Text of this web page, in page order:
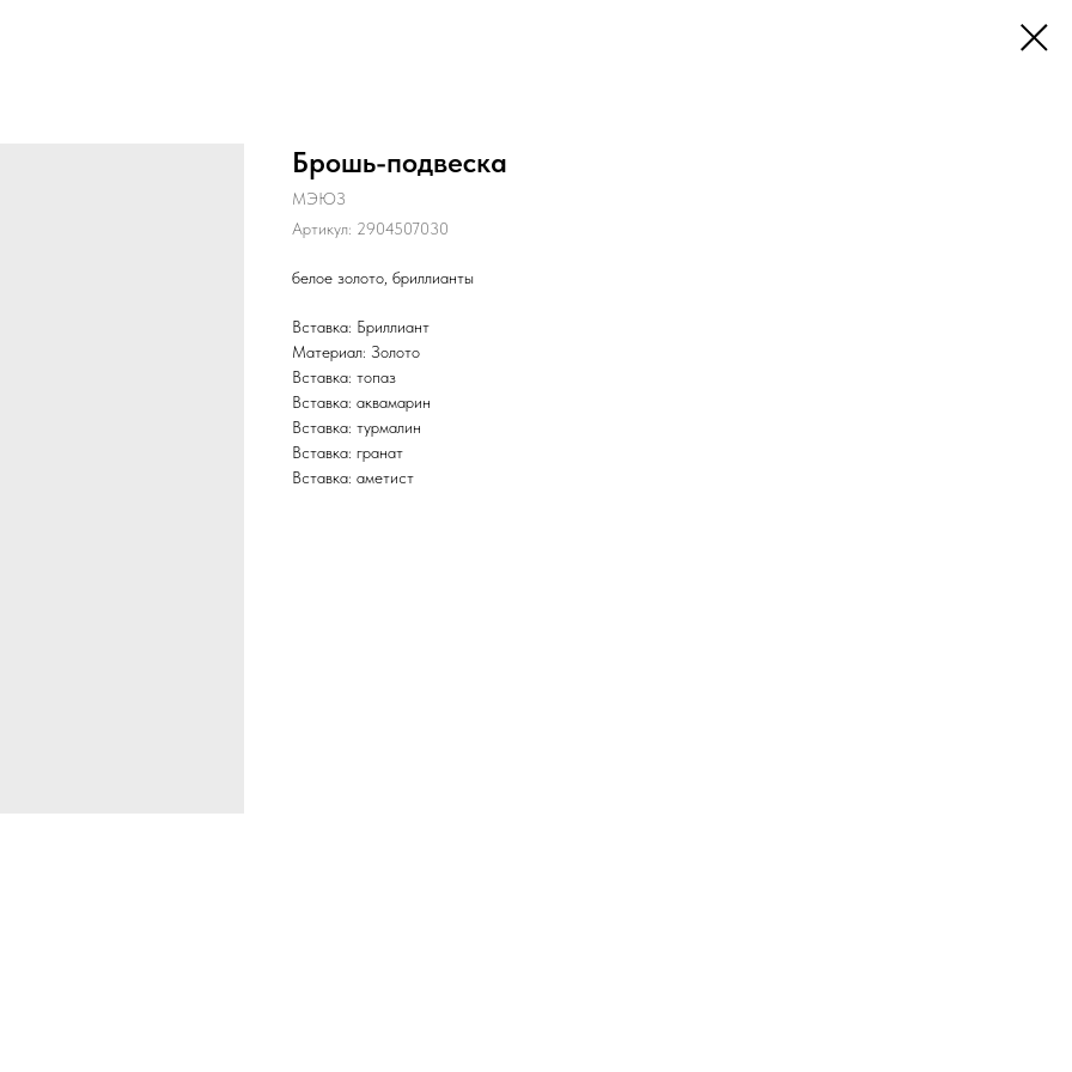
Брошь-подвеска
МЭЮЗ
Артикул: 2904507030
белое золото, бриллианты
Вставка: Бриллиант
Материал: Золото
Вставка: топаз
Вставка: аквамарин
Вставка: турмалин
Вставка: гранат
Вставка: аметист